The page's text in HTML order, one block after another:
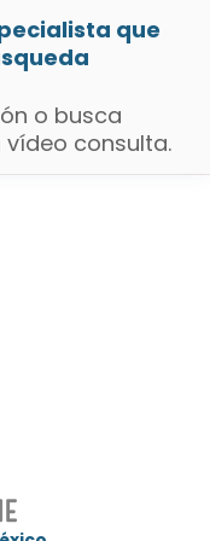
que
o busca
consulta.